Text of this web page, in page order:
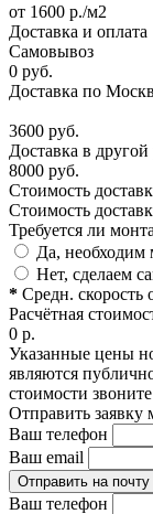
от 1600 р./м2
Доставка и оплата
Самовывоз
0 руб.
Доставка по
3600 руб.
Доставка в другой
8000 руб.
Стоимость
Стоимость
Требуется ли
Да, необходим
Нет, сделаем
* Средн. скорость
Расчётная
0 р.
Указанные цены
являются
стоимости
Отправить заявку
Ваш телефон
Ваш email
Отправить на
Ваш телефон